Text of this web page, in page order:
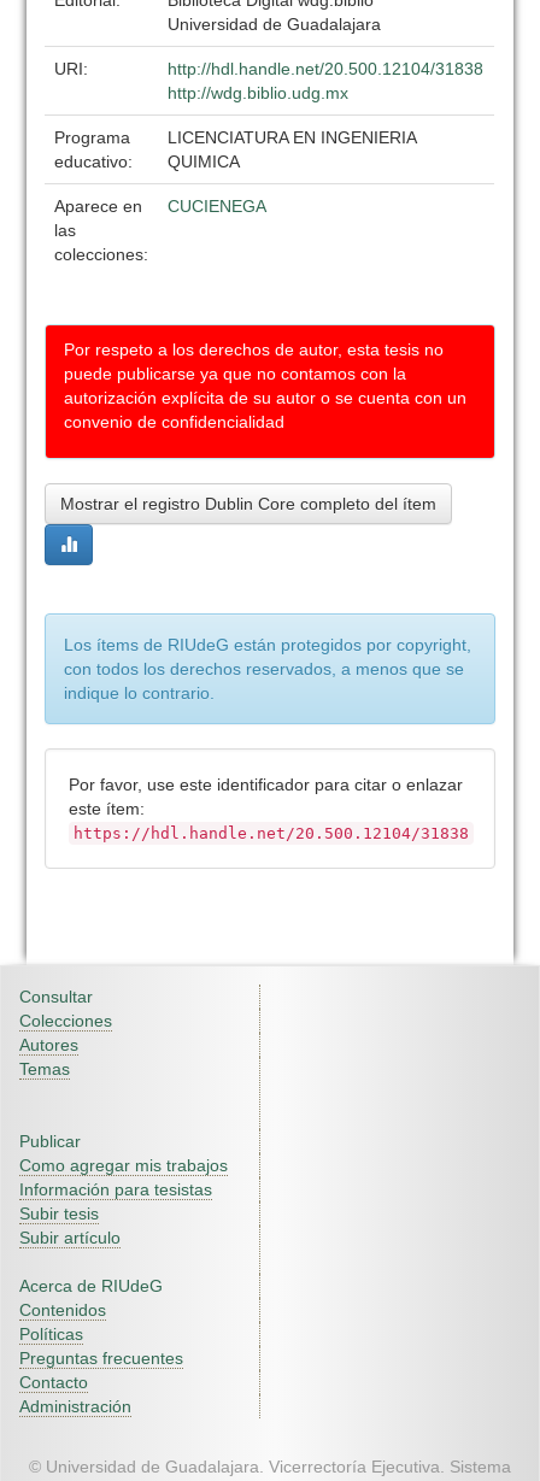
Universidad de Guadalajara
URI:
http://hdl.handle.net/20.500.12104/31838
http://wdg.biblio.udg.mx
Programa
educativo:
LICENCIATURA EN INGENIERIA
QUIMICA
Aparece en
las
colecciones:
CUCIENEGA
Por respeto a los derechos de autor, esta tesis no
puede publicarse ya que no contamos con la
autorización explícita de su autor o se cuenta con un
convenio de confidencialidad
Mostrar el registro Dublin Core completo del ítem
Los ítems de RIUdeG están protegidos por copyright,
con todos los derechos reservados, a menos que se
indique lo contrario.
Por favor, use este identificador para citar o enlazar
este ítem:
https://hdl.handle.net/20.500.12104/31838
Consultar
Colecciones
Autores
Temas
Publicar
Como agregar mis trabajos
Información para tesistas
Subir tesis
Subir artículo
Acerca de RIUdeG
Contenidos
Políticas
Preguntas frecuentes
Contacto
Administración
© Universidad de Guadalajara. Vicerrectoría Ejecutiva. Sistema